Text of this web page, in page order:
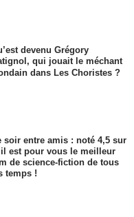
devenu Grégory
qui jouait le méchant
dans Les Choristes ?
soir entre amis : noté 4,5 sur
est pour vous le meilleur
de science-fiction de tous
temps !